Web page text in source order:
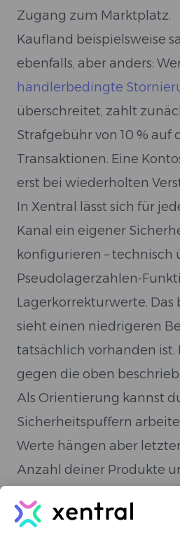
Zugang zum Marktplatz.
Kaufland beispielsweise
ebenfalls, aber anders:
händlerbedingte
überschreitet, zahlt
Strafgebühr von 10 % auf
Transaktionen. Eine
erst bei wiederholten
In Xentral lässt sich für
Kanal ein eigener
konfigurieren – technisch
Pseudolagerzahlen-
Lagerkorrekturwerte.
sieht einen niedrigeren
tatsächlich vorhanden ist.
gegen die oben
Als Orientierung kannst
Sicherheitspuffern
Werte hängen aber
Anzahl deiner Produkte
Kanal
Empfohlener